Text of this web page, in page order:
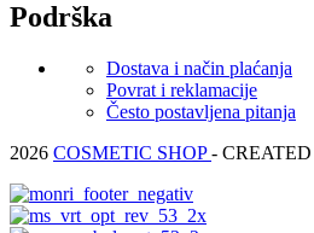
Podrška
Dostava i način plaćanja
Povrat i reklamacije
Često postavljena pitanja
2026 COSMETIC SHOP-